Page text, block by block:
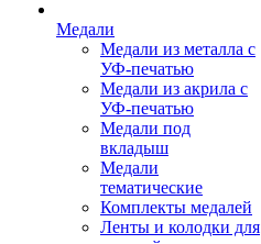
Медали
Медали из металла с
УФ-печатью
Медали из акрила с
УФ-печатью
Медали под
вкладыш
Медали
тематические
Комплекты медалей
Ленты и колодки для